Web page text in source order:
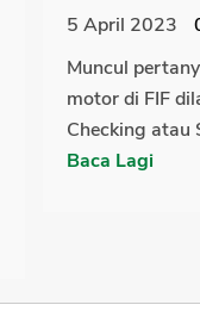
5 April 2023
Muncul
motor di FIF
Checking atau
Baca Lagi